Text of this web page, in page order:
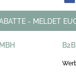
- MELDET